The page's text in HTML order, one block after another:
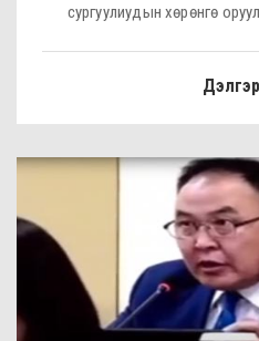
сургуулиудын хөрөнгө